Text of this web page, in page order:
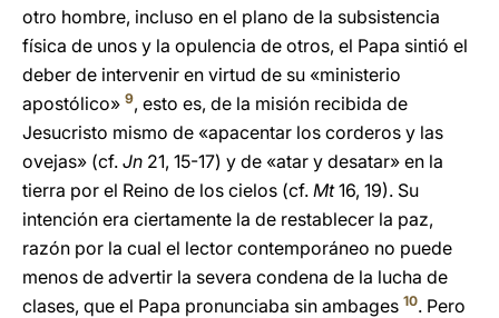
otro hombre, incluso en el plano de la subsistencia
física de unos y la opulencia de otros, el Papa sintió el
deber de intervenir en virtud de su «ministerio
apostólico» 9, esto es, de la misión recibida de
Jesucristo mismo de «apacentar los corderos y las
ovejas» (cf. Jn 21, 15-17) y de «atar y desatar» en la
tierra por el Reino de los cielos (cf. Mt16, 19). Su
intención era ciertamente la de restablecer la paz,
razón por la cual el lector contemporáneo no puede
menos de advertir la severa condena de la lucha de
clases, que el Papa pronunciaba sin ambages 10. Pero